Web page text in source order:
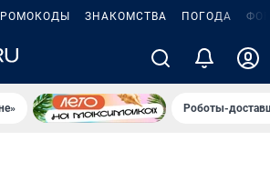
ЗНАКОМСТВА ПОГОДА
Роботы-